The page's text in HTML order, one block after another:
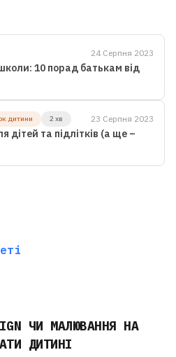
24 Серпня 2023
10 порад батькам від
дитини 2 хв 23 Серпня 2023
дітей та підлітків (а ще –
ЧИ МАЛЮВАННЯ НА
ДИТИНІ